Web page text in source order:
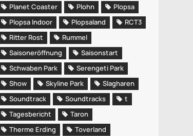
Planet Coaster
Plohn
Plopsa
Plopsa Indoor
Plopsaland
RCT3
Ritter Rost
Rummel
Saisoneröffnung
Saisonstart
Schwaben Park
Serengeti Park
Show
Skyline Park
Slagharen
Soundtrack
Soundtracks
t
Tagesbericht
Taron
Therme Erding
Toverland